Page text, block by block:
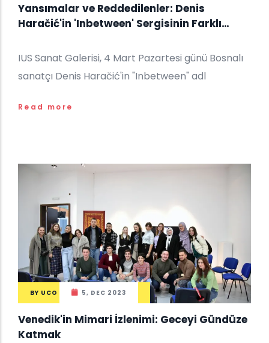
Yansımalar ve Reddedilenler: Denis
Haračić'in 'Inbetween' Sergisinin Farklı
IUS Sanat Galerisi, 4 Mart Pazartesi günü Bosnalı
sanatçı Denis Haračić'in "Inbetween" adl
Read more
BY UCO 5, DEC 2023
Venedik'in Mimari İzlenimi: Geceyi Gündüze
Katmak